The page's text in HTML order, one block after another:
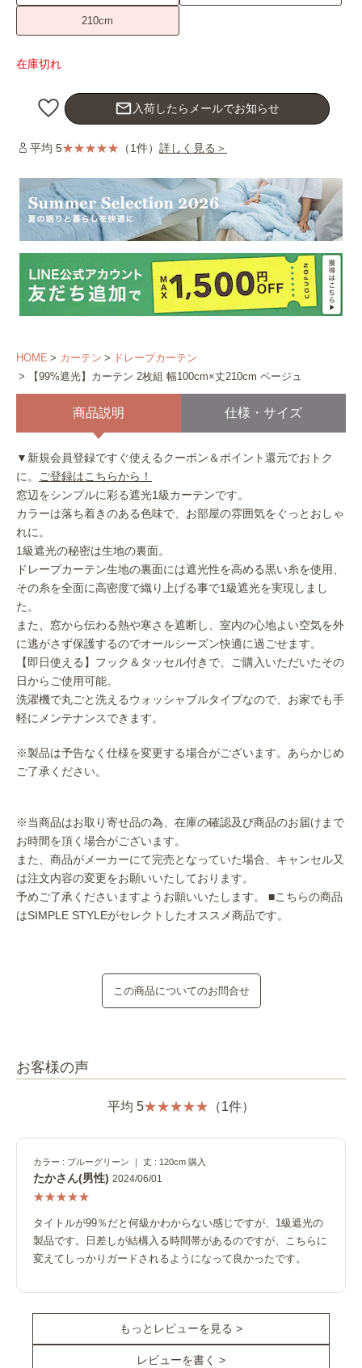
210cm
在庫切れ
mail_outline 入荷したらメールでお知らせ
平均 5 （1件） 詳しく見る＞
HOME カーテン
ドレープカーテン
【99%遮光】カーテン 2枚組 幅100cm×丈210cm ベージュ
商品説明 仕様・サイズ
▼新規会員登録ですぐ使えるクーポン＆ポイント還元でおトク
に。
ご登録はこちらから！
窓辺をシンプルに彩る遮光1級カーテンです。
カラーは落ち着きのある色味で、お部屋の雰囲気をぐっとおしゃ
れに。
1級遮光の秘密は生地の裏面。
ドレープカーテン生地の裏面には遮光性を高める黒い糸を使用、
その糸を全面に高密度で織り上げる事で1級遮光を実現しまし
た。
また、窓から伝わる熱や寒さを遮断し、室内の心地よい空気を外
に逃がさず保護するのでオールシーズン快適に過ごせます。
【即日使える】フック＆タッセル付きで、ご購入いただいたその
日からご使用可能。
洗濯機で丸ごと洗えるウォッシャブルタイプなので、お家でも手
軽にメンテナンスできます。
※製品は予告なく仕様を変更する場合がございます。あらかじめ
ご了承ください。
※当商品はお取り寄せ品の為、在庫の確認及び商品のお届けまで
お時間を頂く場合がございます。
また、商品がメーカーにて完売となっていた場合、キャンセル又
は注文内容の変更をお願いいたしております。
予めご了承くださいますようお願いいたします。 ■こちらの商品
はSIMPLE STYLEがセレクトしたオススメ商品です。
この商品についてのお問合せ
お客様の声
平均 5 （1件）
カラー : ブルーグリーン ｜ 丈 : 120cm 購入
たかさん(男性) 2024/06/01
タイトルが99％だと何級かわからない感じですが、1級遮光の
製品です。日差しが結構入る時間帯があるのですが、こちらに
変えてしっかりガードされるようになって良かったです。
もっとレビューを見る >
レビューを書く >